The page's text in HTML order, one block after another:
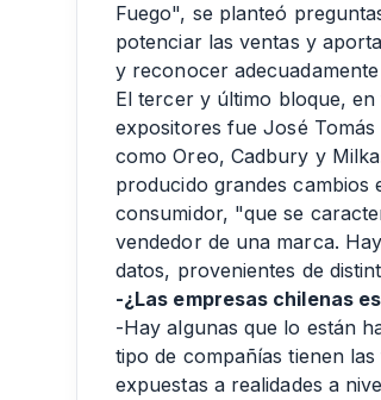
Fuego", se planteó
potenciar las ventas y
y reconocer
El tercer y último bloque,
expositores fue José
como Oreo, Cadbury y
producido grandes
consumidor, "que se
vendedor de una marca.
datos, provenientes de
-¿Las empresas chilenas
-Hay algunas que lo están
tipo de compañías tienen
expuestas a realidades a